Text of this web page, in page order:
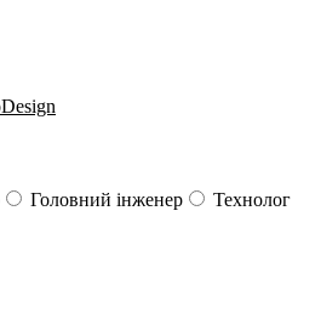
Головний інженер
Технолог